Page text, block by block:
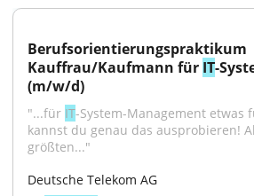
Berufsorientierungspraktikum
Kauffrau/Kaufmann für IT-
(m/w/d)
"...für IT-System-Management etwas
kannst du genau das ausprobieren!
größten..."
Deutsche Telekom AG